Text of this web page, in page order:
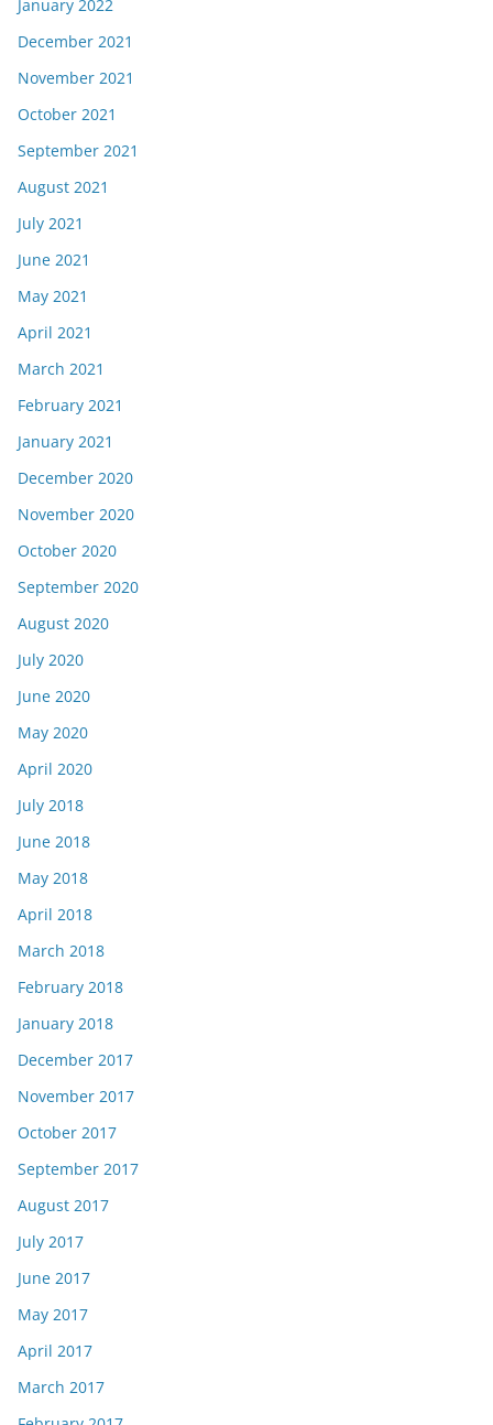
January 2022
December 2021
November 2021
October 2021
September 2021
August 2021
July 2021
June 2021
May 2021
April 2021
March 2021
February 2021
January 2021
December 2020
November 2020
October 2020
September 2020
August 2020
July 2020
June 2020
May 2020
April 2020
July 2018
June 2018
May 2018
April 2018
March 2018
February 2018
January 2018
December 2017
November 2017
October 2017
September 2017
August 2017
July 2017
June 2017
May 2017
April 2017
March 2017